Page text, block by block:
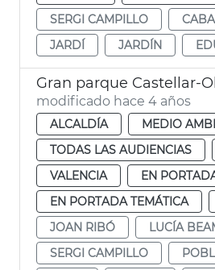
SERGI CAMPILLO
JARDÍ
JARDÍN
Gran parque Castellar-
modificado hace 4 años
ALCALDÍA
MEDIO
TODAS LAS AUDIENCIAS
VALENCIA
EN
EN PORTADA TEMÁTICA
JOAN RIBÓ
LUCÍA
SERGI CAMPILLO